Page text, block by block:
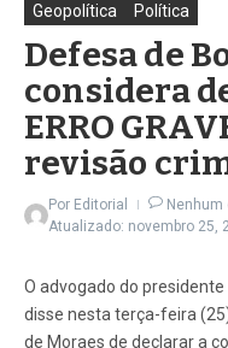
Geopolítica Política
Defesa de
considera
ERRO
revisão
Por Editorial
Atualizado: novembro 25,
O advogado do
disse nesta terça-feira
de Moraes de declarar a